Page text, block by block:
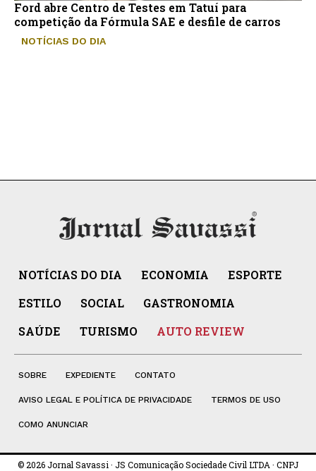
Ford abre Centro de Testes em Tatuí para
competição da Fórmula SAE e desfile de carros
NOTÍCIAS DO DIA
NOTÍCIAS DO DIA ECONOMIA
ESPORTE
ESTILO
SOCIAL
GASTRONOMIA
SAÚDE
TURISMO AUTO REVIEW
SOBRE EXPEDIENTE CONTATO
AVISO LEGAL E POLÍTICA DE PRIVACIDADE TERMOS DE USO
COMO ANUNCIAR
© 2026 Jornal Savassi · JS Comunicação Sociedade Civil LTDA · CNPJ